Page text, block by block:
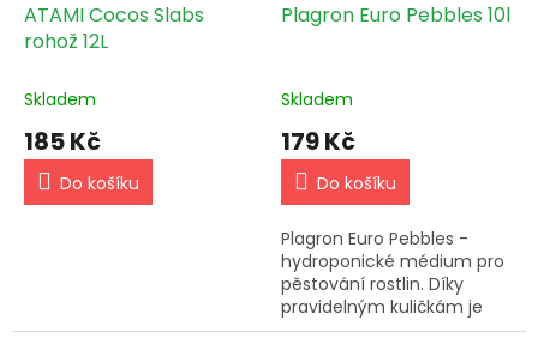
ATAMI Cocos Slabs
rohož 12L
Skladem
185 Kč
Do košíku
Plagron Euro Pebbles 10l
Skladem
179 Kč
Do košíku
Plagron Euro Pebbles -
hydroponické médium pro
pěstování rostlin. Díky
pravidelným kuličkám je
opakované použití možné.